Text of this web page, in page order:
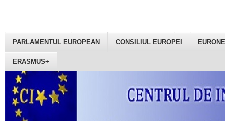
PARLAMENTUL EUROPEAN CONSILIUL EUROPEI
ERASMUS+